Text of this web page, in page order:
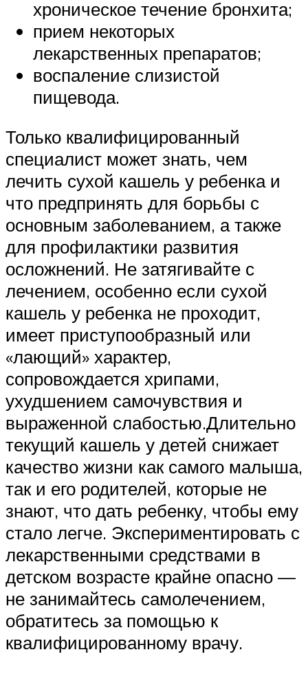
хроническое течение бронхита;
прием некоторых
лекарственных препаратов;
воспаление слизистой
пищевода.
Только квалифицированный
специалист может знать, чем
лечить сухой кашель у ребенка и
что предпринять для борьбы с
основным заболеванием, а также
для профилактики развития
осложнений. Не затягивайте с
лечением, особенно если сухой
кашель у ребенка не проходит,
имеет приступообразный или
«лающий» характер,
сопровождается хрипами,
ухудшением самочувствия и
выраженной слабостью.Длительно
текущий кашель у детей снижает
качество жизни как самого малыша,
так и его родителей, которые не
знают, что дать ребенку, чтобы ему
стало легче. Экспериментировать с
лекарственными средствами в
детском возрасте крайне опасно —
не занимайтесь самолечением,
обратитесь за помощью к
квалифицированному врачу.